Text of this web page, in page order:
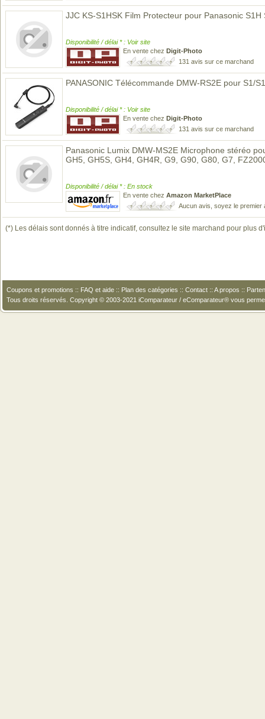
JJC KS-S1HSK Film Protecteur pour Panasonic S1H
Disponibilité / délai * : Voir site
En vente chez Digit-Photo
131 avis sur ce marchand
PANASONIC Télécommande DMW-RS2E pour S1/
Disponibilité / délai * : Voir site
En vente chez Digit-Photo
131 avis sur ce marchand
Panasonic Lumix DMW-MS2E Microphone stéréo
GH5, GH5S, GH4, GH4R, G9, G90, G80, G7,
Disponibilité / délai * : En stock
En vente chez Amazon MarketPlace
Aucun avis, soyez le premier
(*) Les délais sont donnés à titre indicatif, consultez le site marchand pour plus
Coupons et promotions :: FAQ et aide :: Plan des catégories :: Contact :: A propos ::
Tous droits réservés. Copyright © 2003-2021 iComparateur / eComparateur® vous